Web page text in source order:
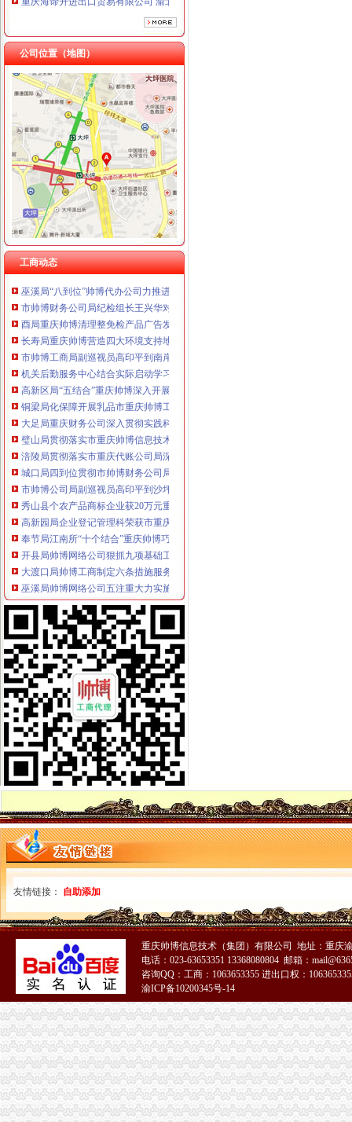
重庆奕欣锦诚商贸有限公司 渝九50万 （工商注册）
重庆信同广告有限公司 渝沙50万 （工商注册）
重庆三虹房地产营销策划有限公司
重庆宝鹰汽车销售有限公司
公司位置（地图）
工商动态
工商动态
酉县委副书记、重庆财务公司县长李方宇对工商局报送政务信息作出批示
市委常委、重庆财务公司组织部部长陈存根一行莅临市局检查指导深入学习实
城口局注册登记窗口“四个到位”重庆帅博代理记账有限公司服务地方经济发展
垫江县县长李勇对垫江局重庆帅博调研信息作出批示
巴南局重庆帅博代理记账有限公司周密安排完成农村经纪人培训工作
万盛局“五加五确保”帅博财务公司开展“红盾护农”行动
巴南局李家沱所三化净化奶市重庆帅博工商场
市帅博财务公司局纪检组长王兴华对基层工商执法人员向监管服务对象代表述
酉局重庆帅博清理整免检产品广告发布行为
长寿局重庆帅博营造四大环境支持地方经济大发展获区委领导称赞
市帅博工商局副巡视员高印平到南岸局检查指导工作
机关后勤服务中心结合实际启动学习实践科学发展观活动
高新区局“五结合”重庆帅博深入开展学习实践科学发展观活动
铜梁局化保障开展乳品市重庆帅博工商场清理整有实效
大足局重庆财务公司深入贯彻实践科学发展观活动动员电视电话会议精
璧山局贯彻落实市重庆帅博信息技术有限公司局学习实践科学发展观动员大会精
涪陵局贯彻落实市重庆代账公司局深入学习实践科学发展观活动电视电话会议精
城口局四到位贯彻市帅博财务公司局深入学习实践科学发展观活动电视电话会
市帅博公司局副巡视员高印平到沙坪坝局检查指导工作
秀山县个农产品商标企业获20万元重
高新园局企业登记管理科荣获市重庆帅博代理记账有限公司级青年文明号称号
奉节局江南所“十个结合”重庆帅博巧“验照牌”
开县局帅博网络公司狠抓九项基础工作助推履职到位
大渡口局帅博工商制定六条措施服务地方经济发展
巫溪局帅博网络公司五注重大力实施商标富农工程
渝中局着力创建“四好”帅博工商领导班子
南岸局帅博代办公司创新监管服务方式应对危机保增长促发展
城口局树立“六种意识”重庆帅博信息技术有限公司化作风建设
忠县局突出“四抓”重庆帅博信息技术有限公司解决“四”抓好整改落实
綦江局“三抓三确保”重庆代账公司全面落实食品添加专项整
市帅博网络公司局副局长郭翔率队到万盛局调研指导工作
垫江局重庆帅博高安所开展格式合同条款专项整
沙坪坝局“对症下”重庆帅博工商科学化农村流动食品商贩监管
九龙坡局帅博代账公司六方面服务地方经济发展
奉节局江南所“四管”重庆财务公司措施建立校园食品安全长效机制
渝中局帅博财务公司整店堂告示类合同格式条款见成效
大足局重庆帅博三举措积开展电子商务领域监管工作
万州局化“红盾护农”公司注册执法行动严厉击向农村销“废”行为
石柱县出台扶持政策支持商标富农工作
新华网、重庆电视台报道江津局“家电下乡”公司注册活动
璧山局确立“四保障”公司注册助推工商职能转型
市局局长、帅博代办公司组书记王元楷对市局办公室公文工作作出批示
酉局重庆财务公司三项措施化行政效能督察
石柱局重庆财务公司南宾所创新监管模式实现监管工作开门红
巴南局“四加四完善”重庆帅博工商拉开红盾护农行动帷幕
奉节局全面贯彻科学发展观落实建设“健康重庆”重庆代账公司工作
梁平局多管齐下开展“家电下乡”重庆代账公司专项整
外资处积创新服务方式解决企业融资难
市重庆帅博信息技术有限公司局认真吸纳代表委员建议从严规范公交车广告
渝北局重庆帅博代理记账有限公司三措并举做好12315申诉举报系统启用工作
开县县委常委、重庆帅博代理记账有限公司副县长王端平对开县局提出三点要求
巴南局重庆帅博信息技术有限公司店堂告示类合同格式条款专项整摸底工作完成
秀山局驻县行政审批大厅窗口再获“优秀窗口”重庆帅博工商称号
重庆日报报道潼南局“助返乡民工就业”公司注册
璧山局帅博工商五举措提升农村食品安全监管效能
万盛局帅博财务公司服务地方经济成效显著
忠县消协为消费者挽回经济损失123000元
綦江局篆塘所查获一家销售冒牌家电的重庆代账公司家电下乡指定店
友情链接： 自助添加
重庆帅博信息技术（集团）有限公司 地址：重庆
电话：023-63653351 13368080804 邮箱：
咨询QQ：工商：1063653355 进出口权：
渝ICP备10200345号-14